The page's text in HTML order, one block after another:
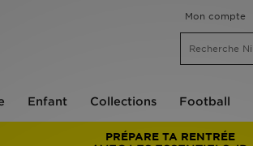
Mon compte
Enfant Collections Football
PRÉPARE TA RENTRÉE